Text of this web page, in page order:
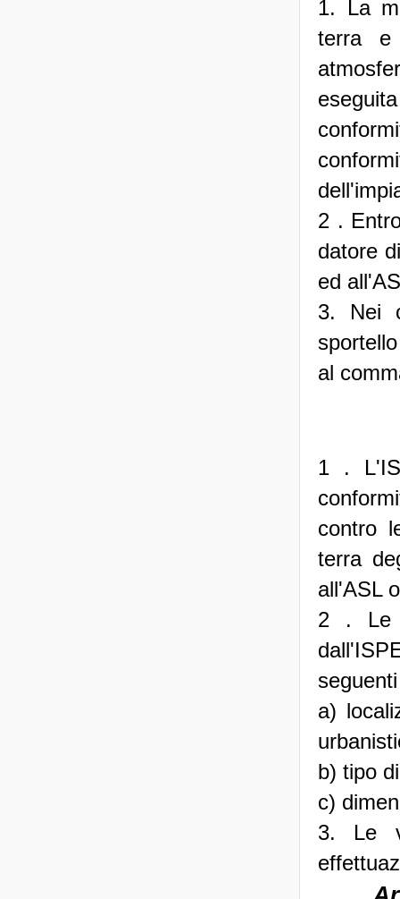
1. La
terra e
2 .
datore
ed
3. Nei
al
1 .
contro
terra
all'ASL
2 . Le
a)
b) tipo
c)
3. Le